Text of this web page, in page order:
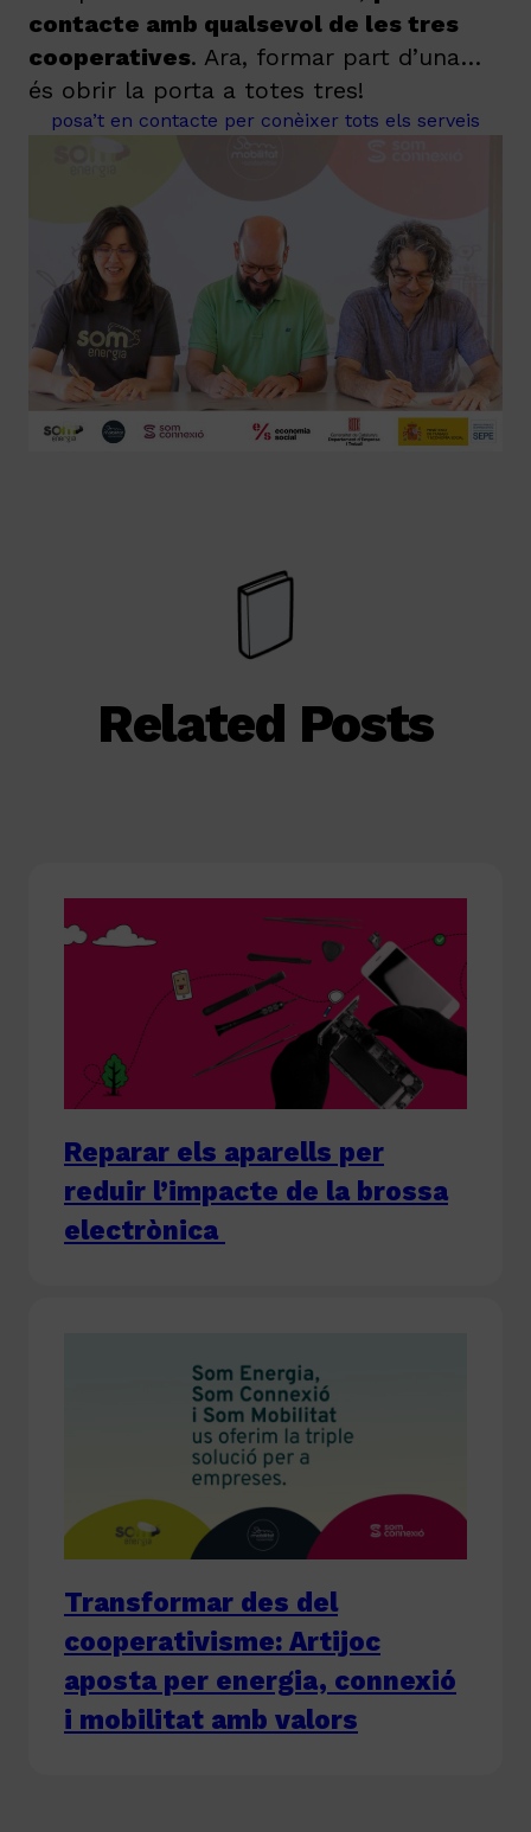
contacte amb qualsevol de les tres
cooperatives. Ara, formar part d’una…
és obrir la porta a totes tres!
posa’t en contacte per conèixer tots els serveis
Related Posts
Reparar els aparells per
reduir l’impacte de la brossa
electrònica
Transformar des del
cooperativisme: Artijoc
aposta per energia, connexió
i mobilitat amb valors